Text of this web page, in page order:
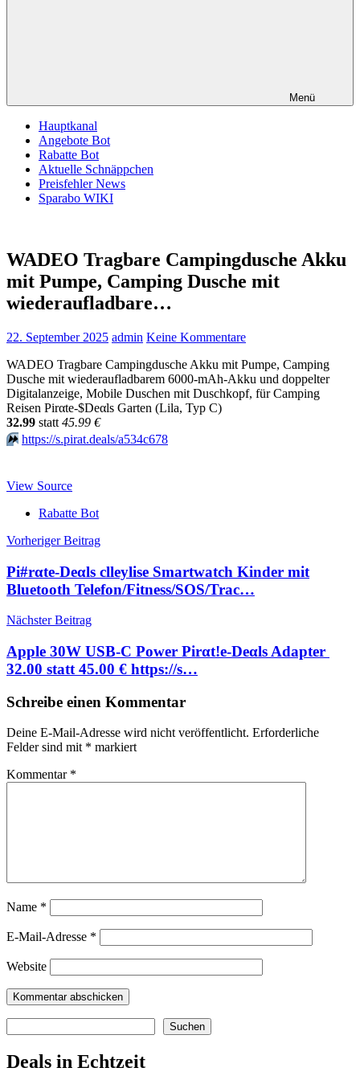
Menü
Hauptkanal
Angebote Bot
Rabatte Bot
Aktuelle Schnäppchen
Preisfehler News
Sparabo WIKI
WADEO Tragbare Campingdusche Akku
mit Pumpe, Camping Dusche mit
wiederaufladbare…
22. September 2025 admin Keine Kommentare
WADEO Tragbare Campingdusche Akku mit Pumpe, Camping
Dusche mit wiederaufladbarem 6000-mAh-Akku und doppelter
Digitalanzeige, Mobile Duschen mit Duschkopf, für Camping
Reisen Pirαtе-$Dеαls Garten (Lila, Typ C)
32.99 statt 45.99 €
⏩️ https://s.pirat.deals/a534c678
View Source
Rabatte Bot
Beitragsnavigation
Vorheriger Beitrag
Pi#rαtе-Dеαls clleylise Smartwatch Kinder mit
Bluetooth Telefon/Fitness/SOS/Trac…
Nächster Beitrag
Apple 30W USB‑C Power Pirαt!е-Dеαls Adapter ​​​​​​​
32.00 statt 45.00 € https://s…
Schreibe einen Kommentar
Deine E-Mail-Adresse wird nicht veröffentlicht. Erforderliche
Felder sind mit * markiert
Kommentar *
Name *
E-Mail-Adresse *
Website
Suchen
Deals in Echtzeit